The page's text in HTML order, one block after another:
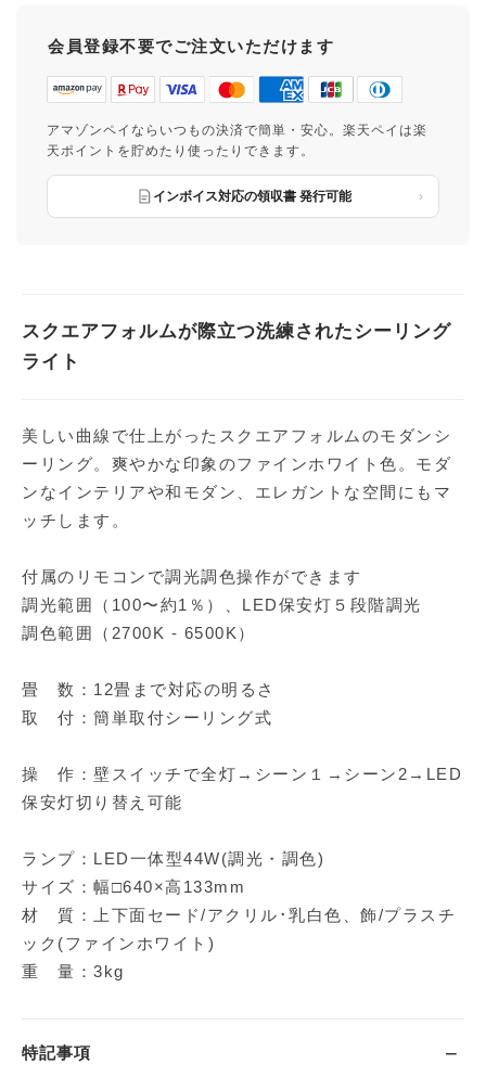
会員登録不要でご注文いただけます
アマゾンペイならいつもの決済で簡単・安心。楽天ペイは楽
天ポイントを貯めたり使ったりできます。
インボイス対応の領収書 発行可能
スクエアフォルムが際立つ洗練されたシーリング
ライト
美しい曲線で仕上がったスクエアフォルムのモダンシ
ーリング。爽やかな印象のファインホワイト色。モダ
ンなインテリアや和モダン、エレガントな空間にもマ
ッチします。
付属のリモコンで調光調色操作ができます
調光範囲（100〜約1％）、LED保安灯５段階調光
調色範囲（2700K - 6500K）
畳 数：12畳まで対応の明るさ
取 付：簡単取付シーリング式
操 作：壁スイッチで全灯→シーン１→シーン2→LED
保安灯切り替え可能
ランプ：LED一体型44W(調光・調色)
サイズ：幅□640×高133mm
材 質：上下面セード/アクリル･乳白色、飾/プラスチ
ック(ファインホワイト)
重 量：3kg
特記事項